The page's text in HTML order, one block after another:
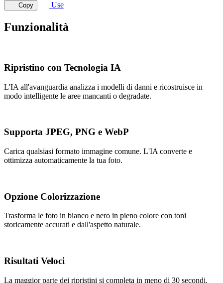
Copy Use
Funzionalità
Ripristino con Tecnologia IA
L'IA all'avanguardia analizza i modelli di danni e ricostruisce in
modo intelligente le aree mancanti o degradate.
Supporta JPEG, PNG e WebP
Carica qualsiasi formato immagine comune. L'IA converte e
ottimizza automaticamente la tua foto.
Opzione Colorizzazione
Trasforma le foto in bianco e nero in pieno colore con toni
storicamente accurati e dall'aspetto naturale.
Risultati Veloci
La maggior parte dei ripristini si completa in meno di 30 secondi.